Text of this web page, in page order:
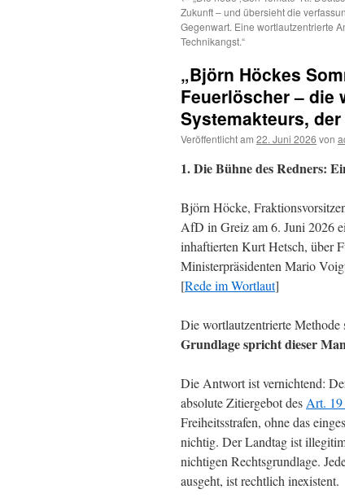
Zukunft – und übersieht die
Gegenwart. Eine wortlautzentrierte
Technikangst.“
„Björn Höckes
Feuerlöscher – die
Systemakteurs,
Veröffentlicht am 22. Juni 2026 von
1. Die Bühne des Redners:
Björn Höcke,
AfD in Greiz am 6. Juni 2026
inhaftierten Kurt Hetsch, über
Ministerpräsidenten Mario
[Rede im Wortlaut]
Die wortlautzentrierte Methode
Grundlage spricht dieser
Die Antwort ist vernichtend:
absolute Zitiergebot des Art.
Freiheitsstrafen, ohne das
nichtig. Der Landtag ist
nichtigen Rechtsgrundlage.
ausgeht, ist rechtlich inexistent.